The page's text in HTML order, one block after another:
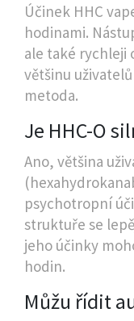
Účinek HHC
hodinami.
ale také rychleji
většinu
metoda.
Je HHC-O
Ano, většina
psychotropní
struktuře se
jeho účinky
hodin.
Můžu řídit